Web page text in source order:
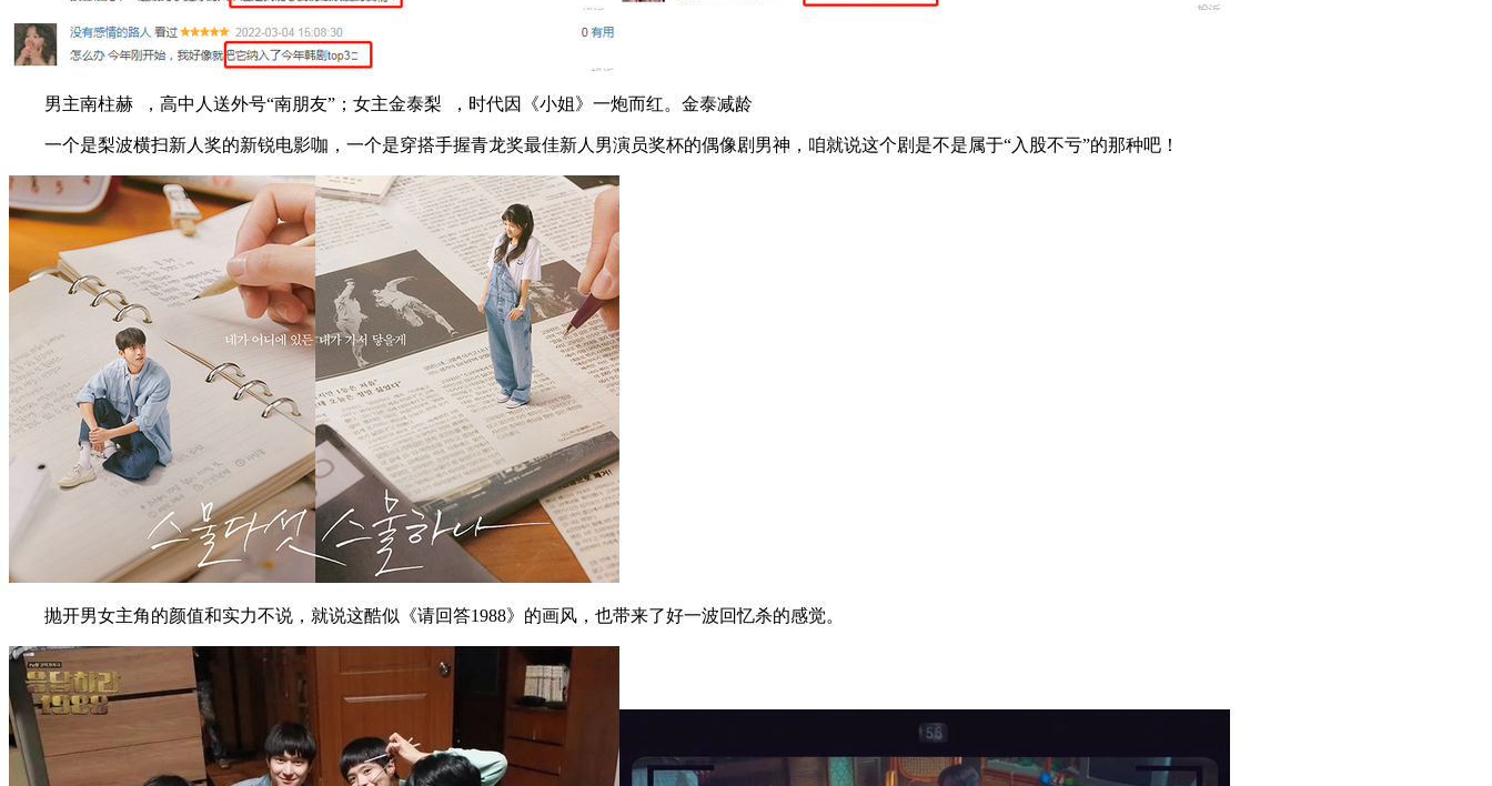
男主南柱赫 ，高中人送外号“南朋友”；女主金泰梨 ，时代因《小姐》一炮而红。金泰减龄
一个是梨波横扫新人奖的新锐电影咖，一个是穿搭手握青龙奖最佳新人男演员奖杯的偶像剧男神，咱就说这个剧是不是属于“入股不亏”的那种吧！
抛开男女主角的颜值和实力不说，就说这酷似《请回答1988》的画风，也带来了好一波回忆杀的感觉。